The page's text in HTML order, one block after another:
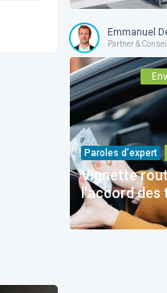
Emmanuel
Partner &
Paroles d’expert
Vignette
l'accord des
change pour